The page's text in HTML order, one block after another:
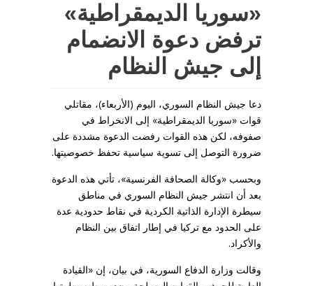
«سوريا الديمقراطية»
ترفض دعوة الانضمام
إلى جيش النظام
دعا جيش النظام السوري، اليوم (الأربعاء)، مقاتلي
قوات «سوريا الديمقراطية» إلى الانخراط في
صفوفه، لكن هذه القوات رفضت الدعوة مشددة على
ضرورة التوصل إلى تسوية سياسية تحفظ خصوصيتها.
وبحسب «وكالة الصحافة الفرنسية»، تأتي هذه الدعوة
بعد أن انتشر جيش النظام السوري في مناطق
سيطرة الإدارة الذاتية الكردية في نقاط حدودية عدة
على الحدود مع تركيا في إطار اتفاق بين النظام
والأكراد.
وقالت وزارة الدفاع السورية، في بيان، إن «القيادة